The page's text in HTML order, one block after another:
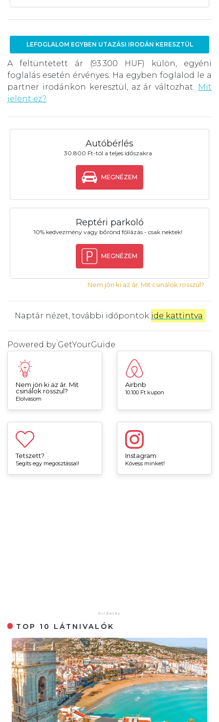
LEFOGLALOM EGYBEN UTAZÁSI IRODÁN KERESZTÜL
A feltüntetett ár (93.300 HUF) külön, egyéni
foglalás esetén érvényes. Ha egyben foglalod le a
partner irodánkon keresztül, az ár változhat.
Mit
jelent ez?
Autóbérlés
30.800 Ft-tól a teljes időszakra
MEGNÉZEM
Reptéri parkoló
10% kedvezmény vagy bőrönd fóliázás - csak nektek!
MEGNÉZEM
Nem jön ki az ár. Mit csinálok rosszul?
Naptár nézet, további időpontok ide kattintva
Powered by GetYourGuide
Nem jön ki az ár. Mit
csinálok rosszul?
Elolvasom
Airbnb
10.100 Ft kupon
Tetszett?
Segíts egy megosztással!
Instagram
Kövess minket!
TOP 10 LÁTNIVALÓK